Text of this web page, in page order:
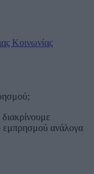
Κοινωνίας
εμπρησμού ανάλογα